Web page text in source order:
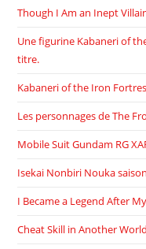
Though I Am an Inept
Une figurine Kabaneri of
titre.
Kabaneri of the Iron
Les personnages de The
Mobile Suit Gundam RG
Isekai Nonbiri Nouka
I Became a Legend After
Cheat Skill in Another